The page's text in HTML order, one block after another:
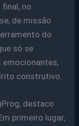
no
de missão
do
só se
emocionantes,
construtivo.
destaco
primeiro lugar,